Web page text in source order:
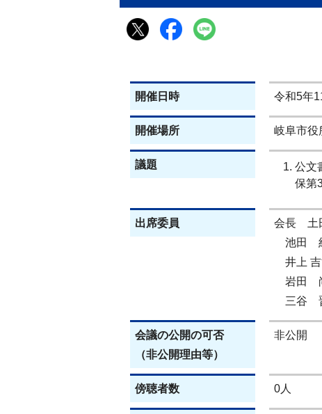
開催日時 令和5年
開催場所 岐阜市役
議題
公文
保第
出席委員
会長 土
池田 紀
井上 吉
岩田 尚
三谷
会議の公開の可否
（非公開理由等）
非公開
傍聴者数 0人